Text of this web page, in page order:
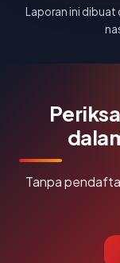
Laporan ini dibuat
Tanpa